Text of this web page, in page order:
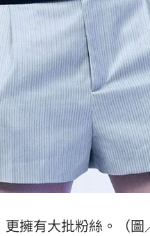
擁有大批粉絲。（圖